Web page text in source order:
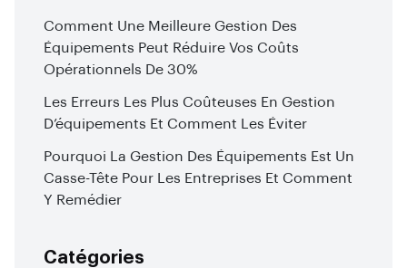
Comment Une Meilleure Gestion Des
Équipements Peut Réduire Vos Coûts
Opérationnels De 30%
Les Erreurs Les Plus Coûteuses En Gestion
D’équipements Et Comment Les Éviter
Pourquoi La Gestion Des Équipements Est Un
Casse-Tête Pour Les Entreprises Et Comment
Y Remédier
Catégories